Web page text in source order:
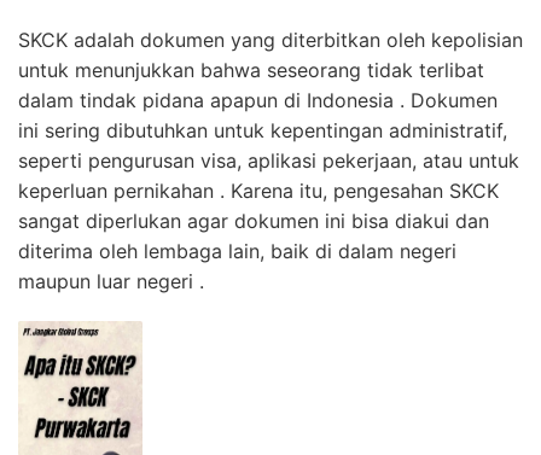
SKCK adalah dokumen yang diterbitkan oleh kepolisian
untuk menunjukkan bahwa seseorang tidak terlibat
dalam tindak pidana apapun di Indonesia . Dokumen
ini sering dibutuhkan untuk kepentingan administratif,
seperti pengurusan visa, aplikasi pekerjaan, atau untuk
keperluan pernikahan . Karena itu, pengesahan SKCK
sangat diperlukan agar dokumen ini bisa diakui dan
diterima oleh lembaga lain, baik di dalam negeri
maupun luar negeri .